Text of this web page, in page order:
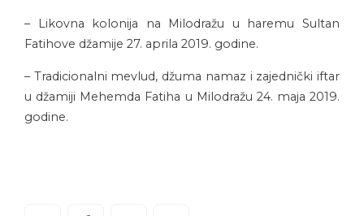
– Likovna kolonija na Milodražu u haremu Sultan
Fatihove džamije 27. aprila 2019. godine.
– Tradicionalni mevlud, džuma namaz i zajednički iftar
u džamiji Mehemda Fatiha u Milodražu 24. maja 2019.
godine.